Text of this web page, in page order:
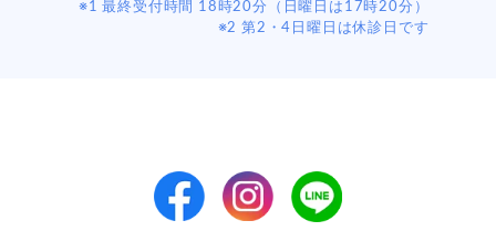
※1 最終受付時間 18時20分（日曜日は17時20分）
※2 第2・4日曜日は休診日です